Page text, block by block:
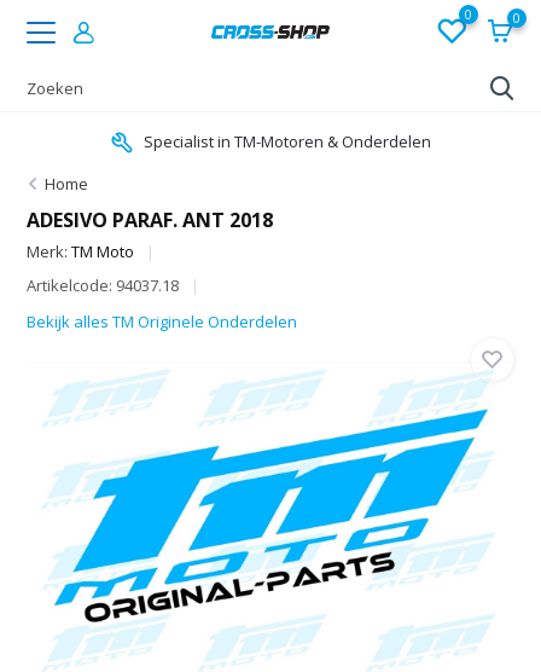
0 0
Specialist in TM-Motoren & Onderdelen
Home
ADESIVO PARAF. ANT 2018
Merk:TM Moto
Artikelcode: 94037.18
Bekijk alles TM Originele Onderdelen